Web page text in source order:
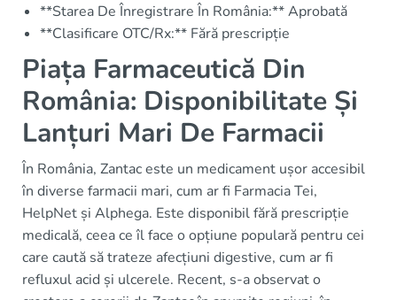
**Starea De Înregistrare În România:** Aprobată
**Clasificare OTC/Rx:** Fără prescripție
Piața Farmaceutică Din
România: Disponibilitate Și
Lanțuri Mari De Farmacii
În România, Zantac este un medicament ușor accesibil
în diverse farmacii mari, cum ar fi Farmacia Tei,
HelpNet și Alphega. Este disponibil fără prescripție
medicală, ceea ce îl face o opțiune populară pentru cei
care caută să trateze afecțiuni digestive, cum ar fi
refluxul acid și ulcerele. Recent, s-a observat o